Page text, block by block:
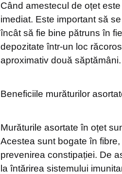
Când amestecul de oțet
imediat. Este important să
încât să fie bine pătruns în
depozitate într-un loc
aproximativ două săptămâni.
Beneficiile murăturilor
Murăturile asortate în oțet
Acestea sunt bogate în
prevenirea constipației. De
la întărirea sistemului